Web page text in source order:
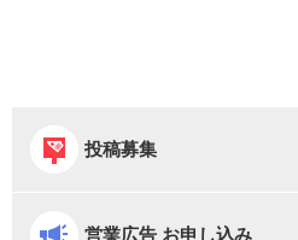
投稿募集
営業広告 お申し込み